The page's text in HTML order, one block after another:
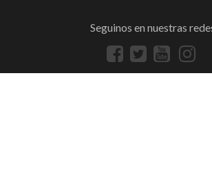
Seguinos en nuestras